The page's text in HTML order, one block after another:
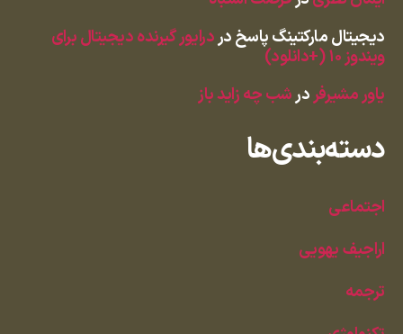
دیجیتال مارکتینگ پاسخدردرایور گیرنده دیجیتال برای
ویندوز ۱۰ (+دانلود)
یاور مشیرفردرشب چه زاید باز
دسته‌بندی‌ها
اجتماعی
اراجیف یهویی
ترجمه